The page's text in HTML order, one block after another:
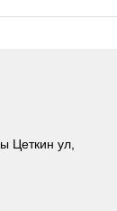
Цеткин ул,